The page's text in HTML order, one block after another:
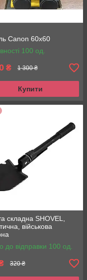
Canon 60x60
100 од.
₴ 1 300 ₴
Купити
складна SHOVEL,
військова
до відправки 100 од.
320 ₴